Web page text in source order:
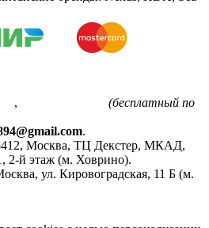
,
(бесплатный по
.
, Москва, ТЦ Декстер, МКАД,
2-й этаж (м. Ховрино).
, ул. Кировоградская, 11 Б (м.